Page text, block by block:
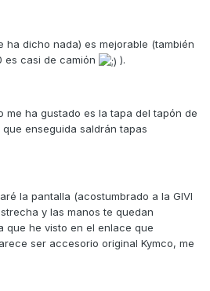
ha dicho nada) es mejorable (también
es casi de camión
).
me ha gustado es la tapa del tapón de
enseguida saldrán tapas
la pantalla (acostumbrado a la GIVI
y las manos te quedan
que he visto en el enlace que
ser accesorio original Kymco, me